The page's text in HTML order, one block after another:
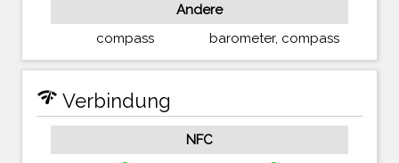
Andere
compass
barometer, compass
network_check Verbindung
NFC